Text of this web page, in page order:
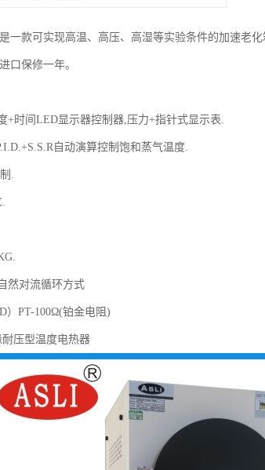
一款可实现高温、高压、高湿等实验条件的加速老
口保修一年。
+时间LED显示器控制器,压力+指针式显示表.
自动演算控制饱和蒸气温度.
.
然对流循环方式
）PT-100Ω(铂金电阻)
压型温度电热器